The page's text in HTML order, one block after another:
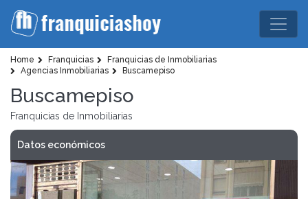
Home Franquicias
Franquicias de Inmobiliarias
Agencias Inmobiliarias
Buscamepiso
Buscamepiso
Franquicias de Inmobiliarias
Datos económicos